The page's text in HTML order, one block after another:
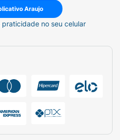
Araujo
no seu celular